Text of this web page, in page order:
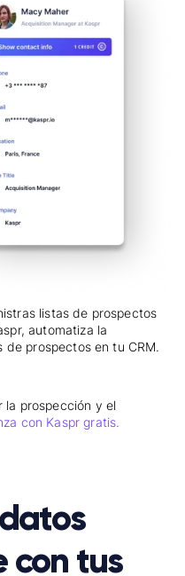
listas de prospectos
automatiza la
prospectos en tu CRM.
la prospección y el
con Kaspr gratis.
con tus